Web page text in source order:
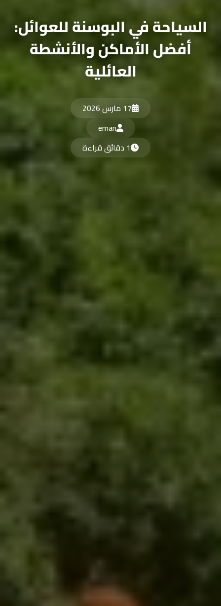
السياحة في البوسنة للعوائل:
أفضل الأماكن والأنشطة
العائلية
17 مارس 2026
eman
1 دقائق قراءة